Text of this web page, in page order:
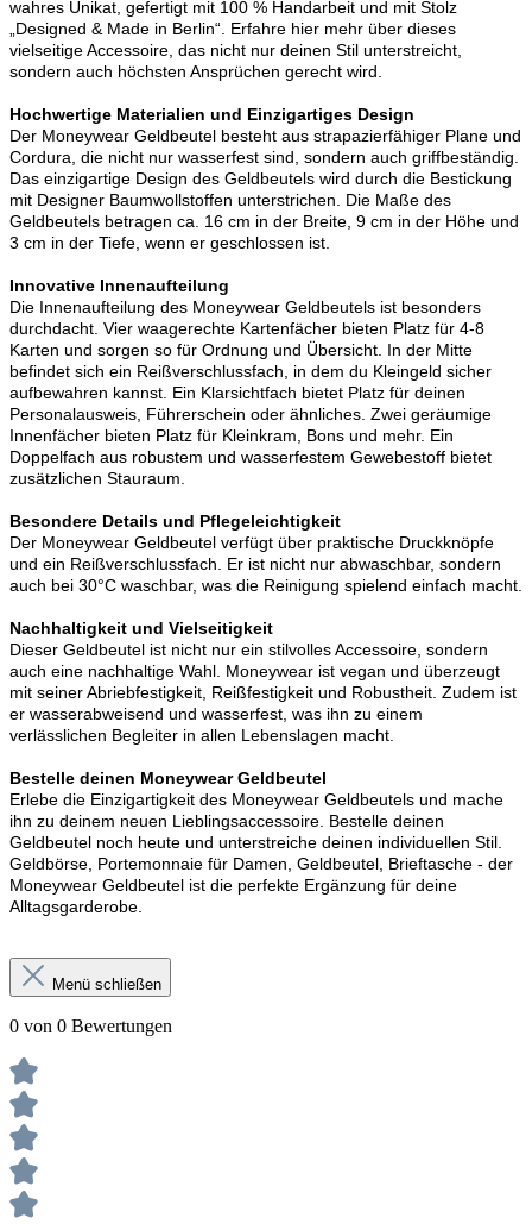
wahres Unikat, gefertigt mit 100 % Handarbeit und mit Stolz
„Designed & Made in Berlin“. Erfahre hier mehr über dieses
vielseitige Accessoire, das nicht nur deinen Stil unterstreicht,
sondern auch höchsten Ansprüchen gerecht wird.
Hochwertige Materialien und Einzigartiges Design
Der Moneywear Geldbeutel besteht aus strapazierfähiger Plane und
Cordura, die nicht nur wasserfest sind, sondern auch griffbeständig.
Das einzigartige Design des Geldbeutels wird durch die Bestickung
mit Designer Baumwollstoffen unterstrichen. Die Maße des
Geldbeutels betragen ca. 16 cm in der Breite, 9 cm in der Höhe und
3 cm in der Tiefe, wenn er geschlossen ist.
Innovative Innenaufteilung
Die Innenaufteilung des Moneywear Geldbeutels ist besonders
durchdacht. Vier waagerechte Kartenfächer bieten Platz für 4-8
Karten und sorgen so für Ordnung und Übersicht. In der Mitte
befindet sich ein Reißverschlussfach, in dem du Kleingeld sicher
aufbewahren kannst. Ein Klarsichtfach bietet Platz für deinen
Personalausweis, Führerschein oder ähnliches. Zwei geräumige
Innenfächer bieten Platz für Kleinkram, Bons und mehr. Ein
Doppelfach aus robustem und wasserfestem Gewebestoff bietet
zusätzlichen Stauraum.
Besondere Details und Pflegeleichtigkeit
Der Moneywear Geldbeutel verfügt über praktische Druckknöpfe
und ein Reißverschlussfach. Er ist nicht nur abwaschbar, sondern
auch bei 30°C waschbar, was die Reinigung spielend einfach macht.
Nachhaltigkeit und Vielseitigkeit
Dieser Geldbeutel ist nicht nur ein stilvolles Accessoire, sondern
auch eine nachhaltige Wahl. Moneywear ist vegan und überzeugt
mit seiner Abriebfestigkeit, Reißfestigkeit und Robustheit. Zudem ist
er wasserabweisend und wasserfest, was ihn zu einem
verlässlichen Begleiter in allen Lebenslagen macht.
Bestelle deinen Moneywear Geldbeutel
Erlebe die Einzigartigkeit des Moneywear Geldbeutels und mache
ihn zu deinem neuen Lieblingsaccessoire. Bestelle deinen
Geldbeutel noch heute und unterstreiche deinen individuellen Stil.
Geldbörse, Portemonnaie für Damen, Geldbeutel, Brieftasche - der
Moneywear Geldbeutel ist die perfekte Ergänzung für deine
Alltagsgarderobe.
Menü schließen
0 von 0 Bewertungen